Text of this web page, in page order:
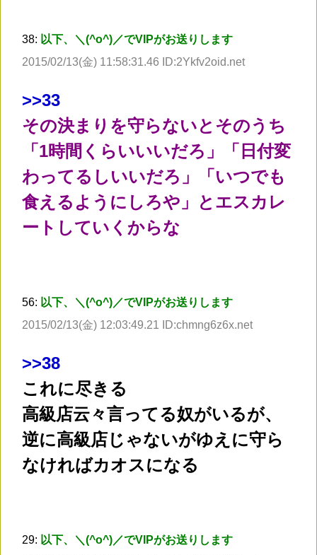
38: 以下、＼(^o^)／でVIPがお送りします
2015/02/13(金) 11:58:31.46 ID:2Ykfv2oid.net
>>33
その決まりを守らないとそのうち
「1時間くらいいいだろ」「日付変
わってるしいいだろ」「いつでも
食えるようにしろや」とエスカレ
ートしていくからな
56: 以下、＼(^o^)／でVIPがお送りします
2015/02/13(金) 12:03:49.21 ID:chmng6z6x.net
>>38
これに尽きる
高級店云々言ってる奴がいるが、
逆に高級店じゃないがゆえに守ら
なければカオスになる
29: 以下、＼(^o^)／でVIPがお送りします